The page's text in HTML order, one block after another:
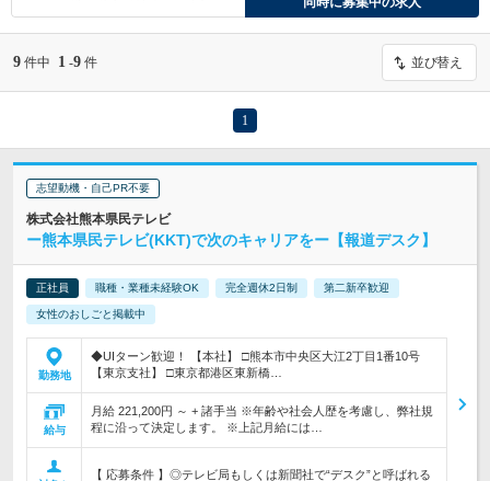
9 件中 1 -9 件 並び替え
1
志望動機・自己PR不要
株式会社熊本県民テレビ
ー熊本県民テレビ(KKT)で次のキャリアをー【報道デスク】
正社員 職種・業種未経験OK 完全週休2日制 第二新卒歓迎
女性のおしごと掲載中
勤務地
◆UIターン歓迎！ 【本社】 □熊本市中央区大江2丁目1番10号
【東京支社】 □東京都港区東新橋…
給与
月給 221,200円 ～ + 諸手当 ※年齢や社会人歴を考慮し、弊社規
程に沿って決定します。 ※上記月給には…
【 応募条件 】◎テレビ局もしくは新聞社で“デスク”と呼ばれる